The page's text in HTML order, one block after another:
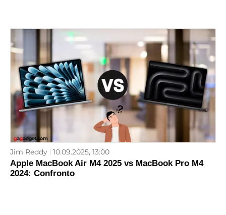
Jim Reddy 10.09.2025, 13:00
Apple MacBook Air M4 2025 vs MacBook Pro M4
2024: Confronto